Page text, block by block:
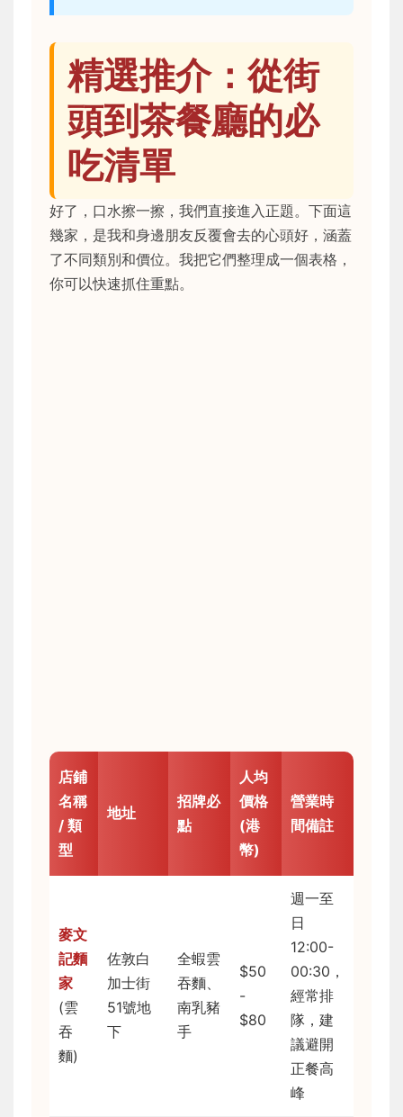
精選推介：從街
頭到茶餐廳的必
吃清單
好了，口水擦一擦，我們直接進入正題。下面這
幾家，是我和身邊朋友反覆會去的心頭好，涵蓋
了不同類別和價位。我把它們整理成一個表格，
你可以快速抓住重點。
店鋪
名稱
/ 類
型
地址
招牌必
點
人均
價格
(港
幣)
營業時
間備註
麥文
記麵
家
(雲
吞
麵)
佐敦白
加士街
51號地
下
全蝦雲
吞麵、
南乳豬
手
$50
-
$80
週一至
日
12:00-
00:30，
經常排
隊，建
議避開
正餐高
峰